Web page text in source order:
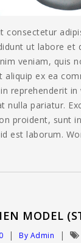
consectetur
ut labore et
veniam, quis
aliquip ex ea
reprehenderit
nulla pariatur.
proident, sunt
est laborum.
MODEL
By Admin